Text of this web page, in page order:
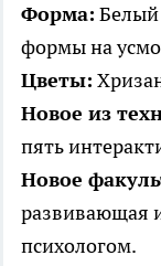
Форма: Белый
формы на
Цветы:
Новое из
пять
Новое
развивающая
психологом.